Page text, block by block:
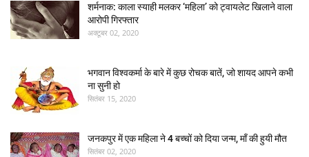
शर्मनाक: काला स्याही मलकर ‘महिला’ को ट्वायलेट खिलाने वाला
आरोपी गिरफ्तार
अक्टूबर 02, 2020
भगवान विश्वकर्मा के बारे में कुछ रोचक बातें, जो शायद आपने कभी
ना सुनी हो
सितंबर 15, 2020
जनकपुर में एक महिला ने 4 बच्चों को दिया जन्म, माँ की हुयी मौत
सितंबर 02, 2020